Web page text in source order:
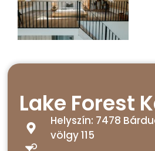
Lake Forest
Helyszín: 7478
völgy 115